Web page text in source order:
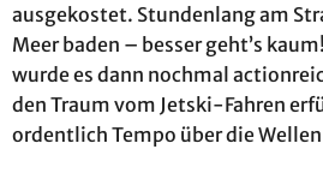
ausgekostet. Stundenlang am
Meer baden – besser geht’s
wurde es dann nochmal
den Traum vom Jetski-Fahren
ordentlich Tempo über die